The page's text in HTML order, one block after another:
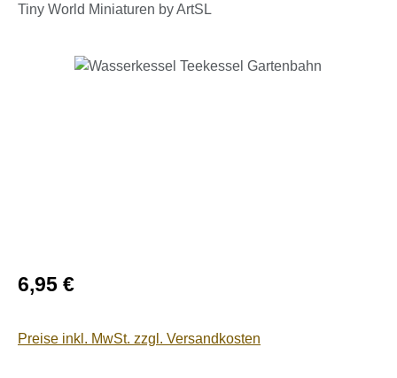
Tiny World Miniaturen by ArtSL
Bildergalerie überspringen
Regulärer Preis:
6,95 €
Preise inkl. MwSt. zzgl. Versandkosten